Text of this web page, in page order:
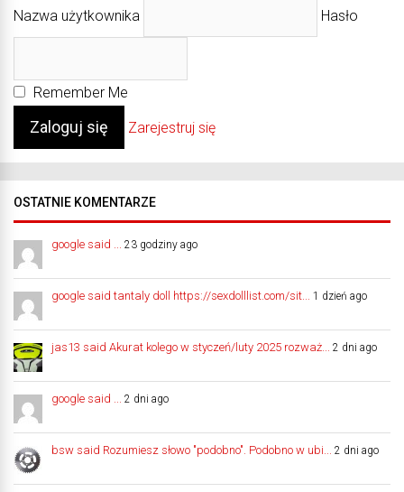
Nazwa użytkownika Hasło
Remember Me
Zarejestruj się
OSTATNIE KOMENTARZE
google said ... 23 godziny ago
google said tantaly doll https://sexdolllist.com/sit... 1 dzień ago
jas13 said Akurat kolego w styczeń/luty 2025 rozważ... 2 dni ago
google said ... 2 dni ago
bsw said Rozumiesz słowo "podobno". Podobno w ubi... 2 dni ago